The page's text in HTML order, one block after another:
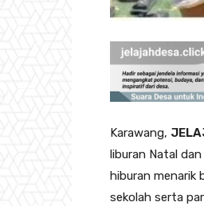
Karawang,
liburan Natal
hiburan menarik
sekolah serta